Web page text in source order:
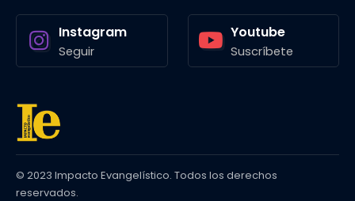
Instagram
Seguir
Youtube
Suscríbete
© 2023 Impacto Evangelístico. Todos los derechos
reservados.